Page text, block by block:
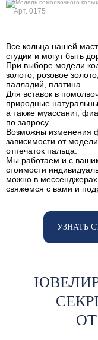
Арт. 0175
Все кольца нашей
студии и могут быть
При выборе модели
золото, розовое
палладий, платина.
Для вставок в
природные
а также муассанит,
по запросу.
Возможны изменения
зависимости от
отпечаток пальца.
Мы работаем и с
стоимости
можно в
свяжемся с вами и
УЗНАТЬ